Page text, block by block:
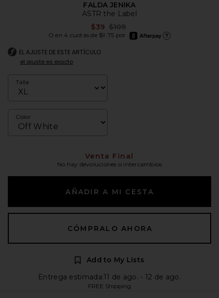
FALDA JENIKA
ASTR the Label
$39 Previous price:
$109
O en 4 cuotas de $9.75 por
afterpay
EL AJUSTE DE ESTE ARTÍCULO
el ajuste es exacto
Talla
Color
Venta Final
No hay devoluciones o intercambios
AÑADIR A MI CESTA
CÓMPRALO AHORA
Add to My Lists
Entrega estimada:11 de ago. - 12 de ago.
FREE Shipping